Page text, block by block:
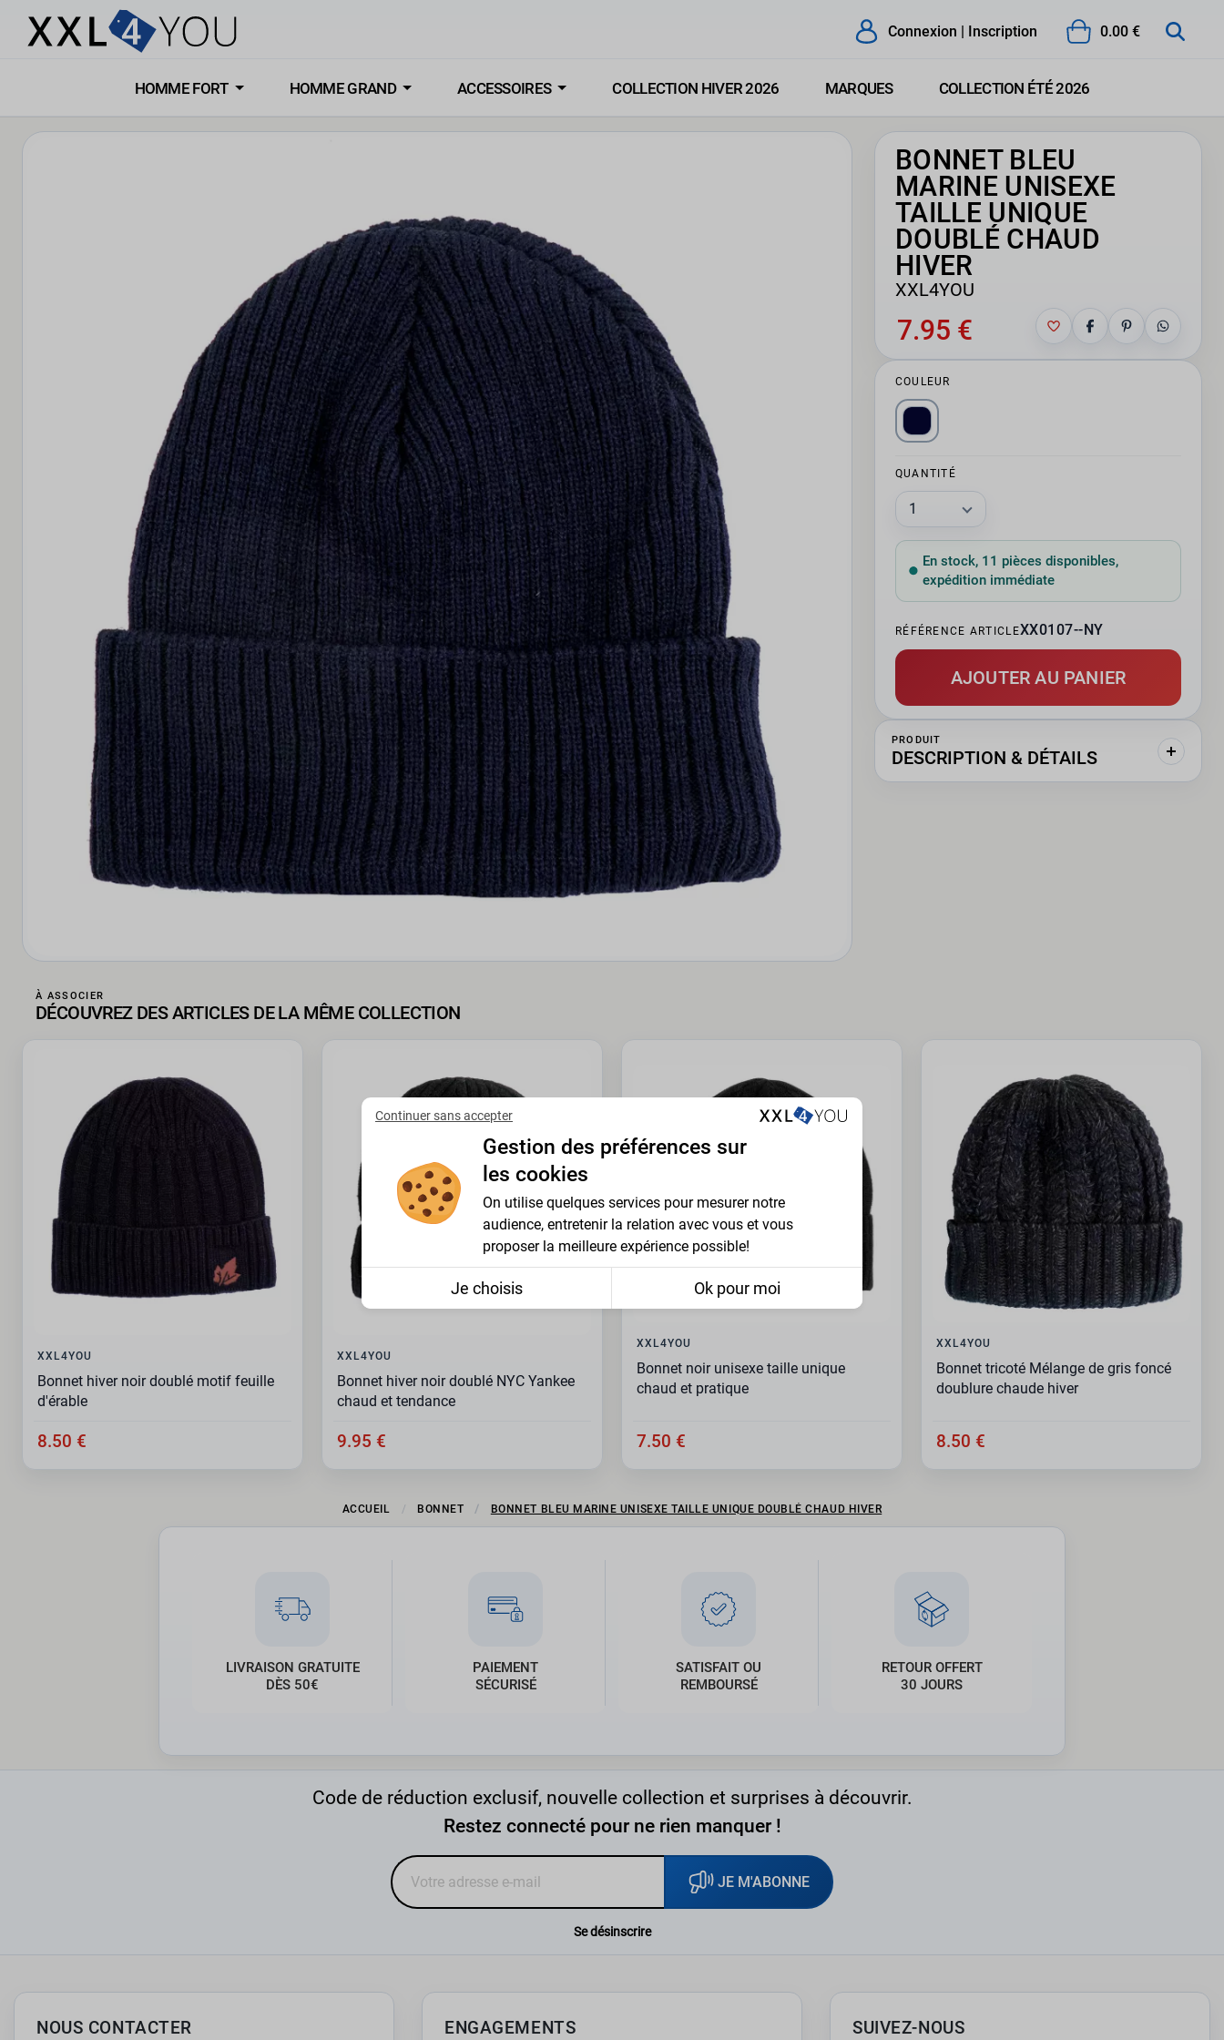
Connexion | Inscription 0.00 €
HOMME FORT HOMME GRAND ACCESSOIRES COLLECTION HIVER 2026 MARQUES COLLECTION ÉTÉ 2026
BONNET BLEU
MARINE UNISEXE
TAILLE UNIQUE
DOUBLÉ CHAUD
HIVER
XXL4YOU
7.95 €
COULEUR
QUANTITÉ
En stock, 11 pièces disponibles,
expédition immédiate
RÉFÉRENCE ARTICLEXX0107--NY
AJOUTER AU PANIER
PRODUIT
DESCRIPTION & DÉTAILS
À ASSOCIER
DÉCOUVREZ DES ARTICLES DE LA MÊME COLLECTION
XXL4YOU
Bonnet hiver noir doublé motif feuille
d'érable
8.50 €
XXL4YOU
Bonnet hiver noir doublé NYC Yankee
chaud et tendance
9.95 €
XXL4YOU
Bonnet noir unisexe taille unique
chaud et pratique
7.50 €
XXL4YOU
Bonnet tricoté Mélange de gris foncé
doublure chaude hiver
8.50 €
ACCUEIL BONNET BONNET BLEU MARINE UNISEXE TAILLE UNIQUE DOUBLÉ CHAUD HIVER
LIVRAISON GRATUITE
DÈS 50€
PAIEMENT
SÉCURISÉ
SATISFAIT OU
REMBOURSÉ
RETOUR OFFERT
30 JOURS
Code de réduction exclusif, nouvelle collection et surprises à découvrir.
Restez connecté pour ne rien manquer !
JE M'ABONNE
Se désinscrire
NOUS CONTACTER ENGAGEMENTS SUIVEZ-NOUS
Continuer sans accepter
Gestion des préférences sur
les cookies
On utilise quelques services pour mesurer notre
audience, entretenir la relation avec vous et vous
proposer la meilleure expérience possible!
Je choisis Ok pour moi